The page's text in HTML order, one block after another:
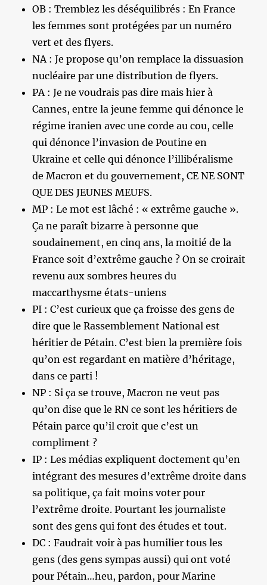
OB : Tremblez les déséquilibrés : En France
les femmes sont protégées par un numéro
vert et des flyers.
NA : Je propose qu’on remplace la dissuasion
nucléaire par une distribution de flyers.
PA : Je ne voudrais pas dire mais hier à
Cannes, entre la jeune femme qui dénonce le
régime iranien avec une corde au cou, celle
qui dénonce l’invasion de Poutine en
Ukraine et celle qui dénonce l’illibéralisme
de Macron et du gouvernement, CE NE SONT
QUE DES JEUNES MEUFS.
MP : Le mot est lâché : « extrême gauche ».
Ça ne paraît bizarre à personne que
soudainement, en cinq ans, la moitié de la
France soit d’extrême gauche ? On se croirait
revenu aux sombres heures du
maccarthysme états-uniens
PI : C’est curieux que ça froisse des gens de
dire que le Rassemblement National est
héritier de Pétain. C’est bien la première fois
qu’on est regardant en matière d’héritage,
dans ce parti !
NP : Si ça se trouve, Macron ne veut pas
qu’on dise que le RN ce sont les héritiers de
Pétain parce qu’il croit que c’est un
compliment ?
IP : Les médias expliquent doctement qu’en
intégrant des mesures d’extrême droite dans
sa politique, ça fait moins voter pour
l’extrême droite. Pourtant les journaliste
sont des gens qui font des études et tout.
DC : Faudrait voir à pas humilier tous les
gens (des gens sympas aussi) qui ont voté
pour Pétain…heu, pardon, pour Marine